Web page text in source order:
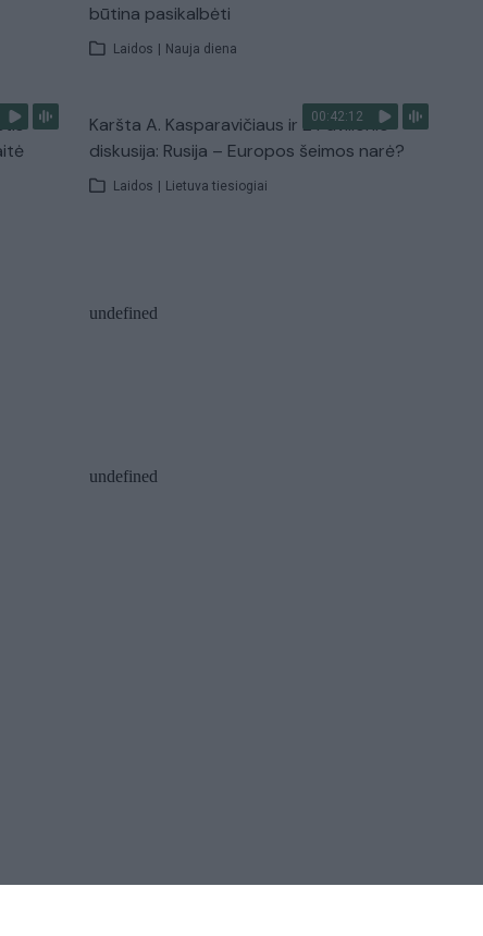
būtina pasikalbėti
Laidos | Nauja diena
00:42:12
Karšta A. Kasparavičiaus ir Ž Pavilionio
diskusija: Rusija – Europos šeimos narė?
Laidos | Lietuva tiesiogiai